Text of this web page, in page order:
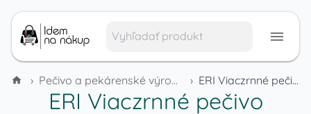
› Pečivo a pekárenské výrobky › ERI Viaczrnné pečivo
ERI Viaczrnné pečivo